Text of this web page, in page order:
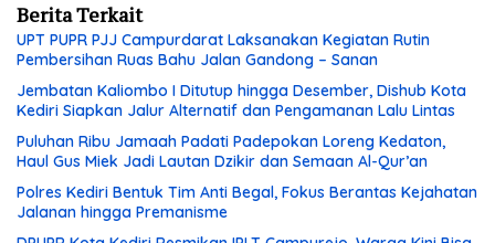
Berita Terkait
UPT PUPR PJJ Campurdarat Laksanakan Kegiatan Rutin
Pembersihan Ruas Bahu Jalan Gandong – Sanan
Jembatan Kaliombo I Ditutup hingga Desember, Dishub Kota
Kediri Siapkan Jalur Alternatif dan Pengamanan Lalu Lintas
Puluhan Ribu Jamaah Padati Padepokan Loreng Kedaton,
Haul Gus Miek Jadi Lautan Dzikir dan Semaan Al-Qur’an
Polres Kediri Bentuk Tim Anti Begal, Fokus Berantas Kejahatan
Jalanan hingga Premanisme